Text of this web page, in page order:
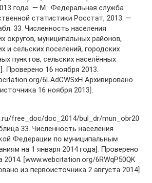
года. — М.: Федеральная служба
статистики Росстат, 2013. —
33. Численность населения
округов, муниципальных районов,
и сельских поселений, городских
пунктов, сельских населённых
Проверено 16 ноября 2013.
6LAdCWSxH Архивировано
16 ноября 2013].
free_doc/doc_2014/bul_dr/mun_obr20
33. Численность населения
Федерации по муниципальным
на 1 января 2014 года]. Проверено
2014. [www.webcitation.org/6RWqP50QK
из первоисточника 2 августа 2014].